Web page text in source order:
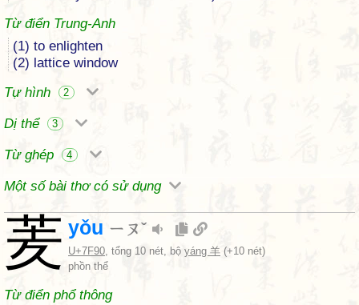
Từ điển Trung-Anh
(1) to enlighten
(2) lattice window
Tự hình
2
Dị thể 3
Từ ghép 4
Một số bài thơ có sử dụng
羐 yǒu ㄧㄡˇ
U+7F90, tổng 10 nét, bộ yáng 羊 (+10 nét)
phồn thể
Từ điển phổ thông